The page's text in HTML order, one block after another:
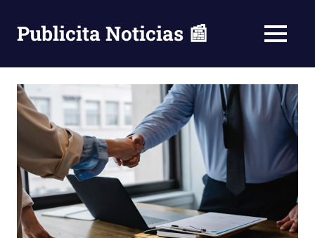
contenido
Publicita Noticias 📰 MENÚ